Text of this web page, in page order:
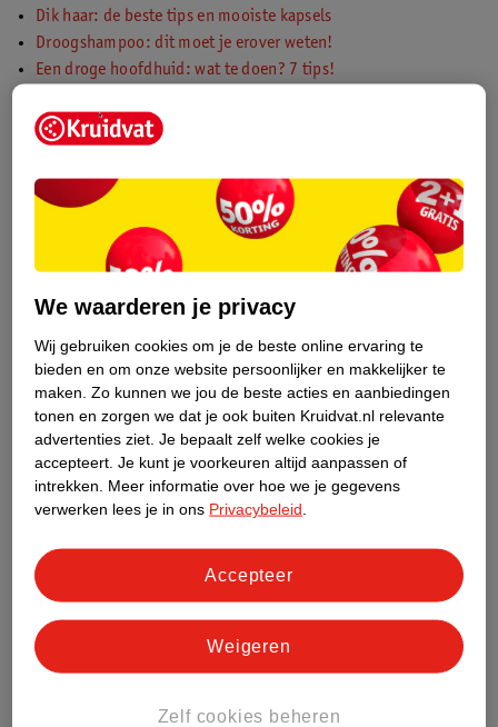
Dik haar: de beste tips en mooiste kapsels
Droogshampoo: dit moet je erover weten!
Een droge hoofdhuid: wat te doen? 7 tips!
krullen?
Geel haar? Zo kom je van deze gelige gloed af!
Gekleurd haar verzorgen: hoe doe je dat goed?
Gespleten haarpunten: dit moet je erover weten
Grijs haar verven: hoe doe je dat?
Grove krullen maken? Volg dit stappenplan
Haar invlechten: stap voor stap met video
Haar krullen met de stijltang in 6 stappen & tips
Haarmasker gebruiken? Dit doet het voor je haar
Haarmaskers voor droog haar: lees er hier alles over!
Haarolie, hoe gebruik je het en meer veelgestelde vragen
Haarolie: ontdek de voordelen voor jouw haar!
Haarolie voor droog haar: dit doet het en zo kies je de juiste
Haar opsteken: zo doe je dat stap voor stap
Haarverzorging in de winter: onze beste tips en tricks
De zomer en haarverzorging: zo bescherm je je haar
Haar ploppen: stappenplan voor mooie krullen!
Halflang haar opsteken: volg dit stappenplan
Haren wassen: alles wat je moet weten
Heat protection spray: dé hittebeschermer voor je haar!
Hoe verzorg je geblondeerd haar?
We waarderen je privacy
Wij gebruiken cookies om je de beste online ervaring te
bieden en om onze website persoonlijker en makkelijker te
maken. Zo kunnen we jou de beste acties en aanbiedingen
tonen en zorgen we dat je ook buiten Kruidvat.nl relevante
advertenties ziet. Je bepaalt zelf welke cookies je
accepteert. Je kunt je voorkeuren altijd aanpassen of
intrekken.
Meer informatie over hoe we je gegevens
verwerken lees je in ons Privacybeleid
Zelf cookies beheren
Weigeren
Accepteer